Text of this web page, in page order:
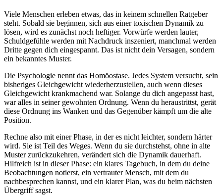
Viele Menschen erleben etwas, das in keinem schnellen Ratgeber
steht. Sobald sie beginnen, sich aus einer toxischen Dynamik zu
lösen, wird es zunächst noch heftiger. Vorwürfe werden lauter,
Schuldgefühle werden mit Nachdruck inszeniert, manchmal werden
Dritte gegen dich eingespannt. Das ist nicht dein Versagen, sondern
ein bekanntes Muster.
Die Psychologie nennt das Homöostase. Jedes System versucht, sein
bisheriges Gleichgewicht wiederherzustellen, auch wenn dieses
Gleichgewicht krankmachend war. Solange du dich angepasst hast,
war alles in seiner gewohnten Ordnung. Wenn du heraustrittst, gerät
diese Ordnung ins Wanken und das Gegenüber kämpft um die alte
Position.
Rechne also mit einer Phase, in der es nicht leichter, sondern härter
wird. Sie ist Teil des Weges. Wenn du sie durchstehst, ohne in alte
Muster zurückzukehren, verändert sich die Dynamik dauerhaft.
Hilfreich ist in dieser Phase: ein klares Tagebuch, in dem du deine
Beobachtungen notierst, ein vertrauter Mensch, mit dem du
nachbesprechen kannst, und ein klarer Plan, was du beim nächsten
Übergriff sagst.